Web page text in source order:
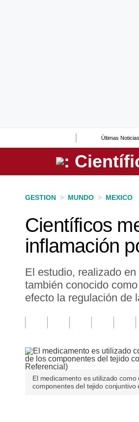
Últimas Noticias
GESTION > MUNDO > MEXICO
Científicos
inflamación
El estudio, realizado
también conocido
efecto la regulación de
El medicamento es utilizado
componentes del tejido